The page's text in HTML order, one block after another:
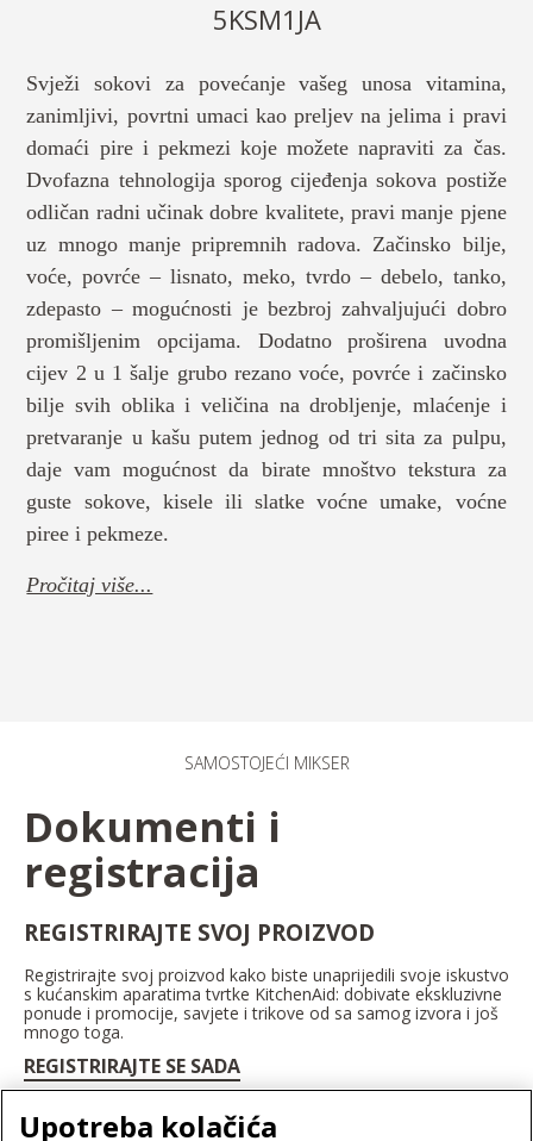
5KSM1JA
Svježi sokovi za povećanje vašeg unosa vitamina,
zanimljivi, povrtni umaci kao preljev na jelima i pravi
domaći pire i pekmezi koje možete napraviti za čas.
Dvofazna tehnologija sporog cijeđenja sokova postiže
odličan radni učinak dobre kvalitete, pravi manje pjene
uz mnogo manje pripremnih radova. Začinsko bilje,
voće, povrće – lisnato, meko, tvrdo – debelo, tanko,
zdepasto – mogućnosti je bezbroj zahvaljujući dobro
promišljenim opcijama. Dodatno proširena uvodna
cijev 2 u 1 šalje grubo rezano voće, povrće i začinsko
bilje svih oblika i veličina na drobljenje, mlaćenje i
pretvaranje u kašu putem jednog od tri sita za pulpu,
daje vam mogućnost da birate mnoštvo tekstura za
guste sokove, kisele ili slatke voćne umake, voćne
piree i pekmeze.
Pročitaj više...
SAMOSTOJEĆI MIKSER
Dokumenti i
registracija
REGISTRIRAJTE SVOJ PROIZVOD
Registrirajte svoj proizvod kako biste unaprijedili svoje iskustvo
s kućanskim aparatima tvrtke KitchenAid: dobivate ekskluzivne
ponude i promocije, savjete i trikove od sa samog izvora i još
mnogo toga.
REGISTRIRAJTE SE SADA
Upotreba kolačića